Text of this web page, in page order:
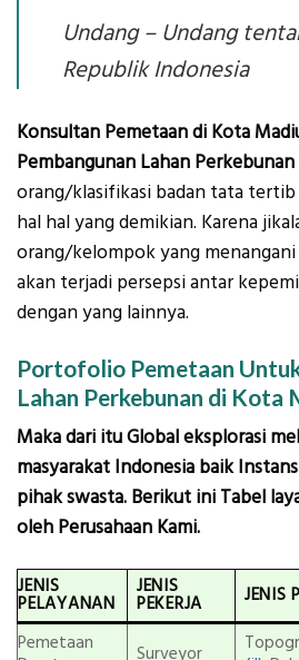
Undang – Undang
Republik Indonesia
Konsultan Pemetaan di Kota
Pembangunan Lahan Perkebunan
orang/klasifikasi badan tata tertib
hal hal yang demikian. Karena
orang/kelompok yang
akan terjadi persepsi antar
dengan yang lainnya.
Portofolio Pemetaan
Lahan Perkebunan di Kota
Maka dari itu Global eksplorasi
masyarakat Indonesia baik
pihak swasta. Berikut ini Tabel
oleh Perusahaan Kami.
JENIS
PELAYANAN
JENIS
PEKERJA JENIS
Pemetaan
Surveyor